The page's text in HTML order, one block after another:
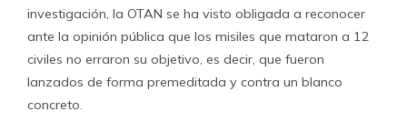
investigación, la OTAN se ha visto obligada a reconocer
ante la opinión pública que los misiles que mataron a 12
civiles no erraron su objetivo, es decir, que fueron
lanzados de forma premeditada y contra un blanco
concreto.